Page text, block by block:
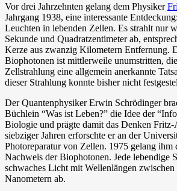
Vor drei Jahrzehnten gelang dem Physiker
Jahrgang 1938, eine interessante
Leuchten in lebenden Zellen. Es strahlt nur
Sekunde und Quadratzentimeter ab,
Kerze aus zwanzig Kilometern Entfernung.
Biophotonen ist mittlerweile unumstritten,
Zellstrahlung eine allgemein anerkannte
dieser Strahlung konnte bisher nicht
Der Quantenphysiker Erwin Schrödinger
Büchlein “Was ist Leben?” die Idee der
Biologie und prägte damit das Denken
siebziger Jahren erforschte er an der
Photoreparatur von Zellen. 1975 gelang ihm
Nachweis der Biophotonen. Jede lebendige
schwaches Licht mit Wellenlängen
Nanometern ab.